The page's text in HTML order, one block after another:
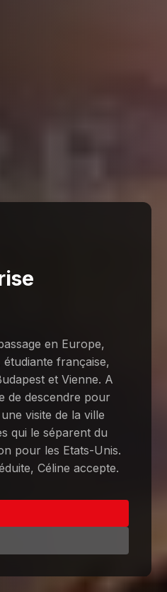
en Europe,
française,
et Vienne. A
de descendre pour
visite de la ville
qui le séparent du
pour les Etats-Unis.
Céline accepte.